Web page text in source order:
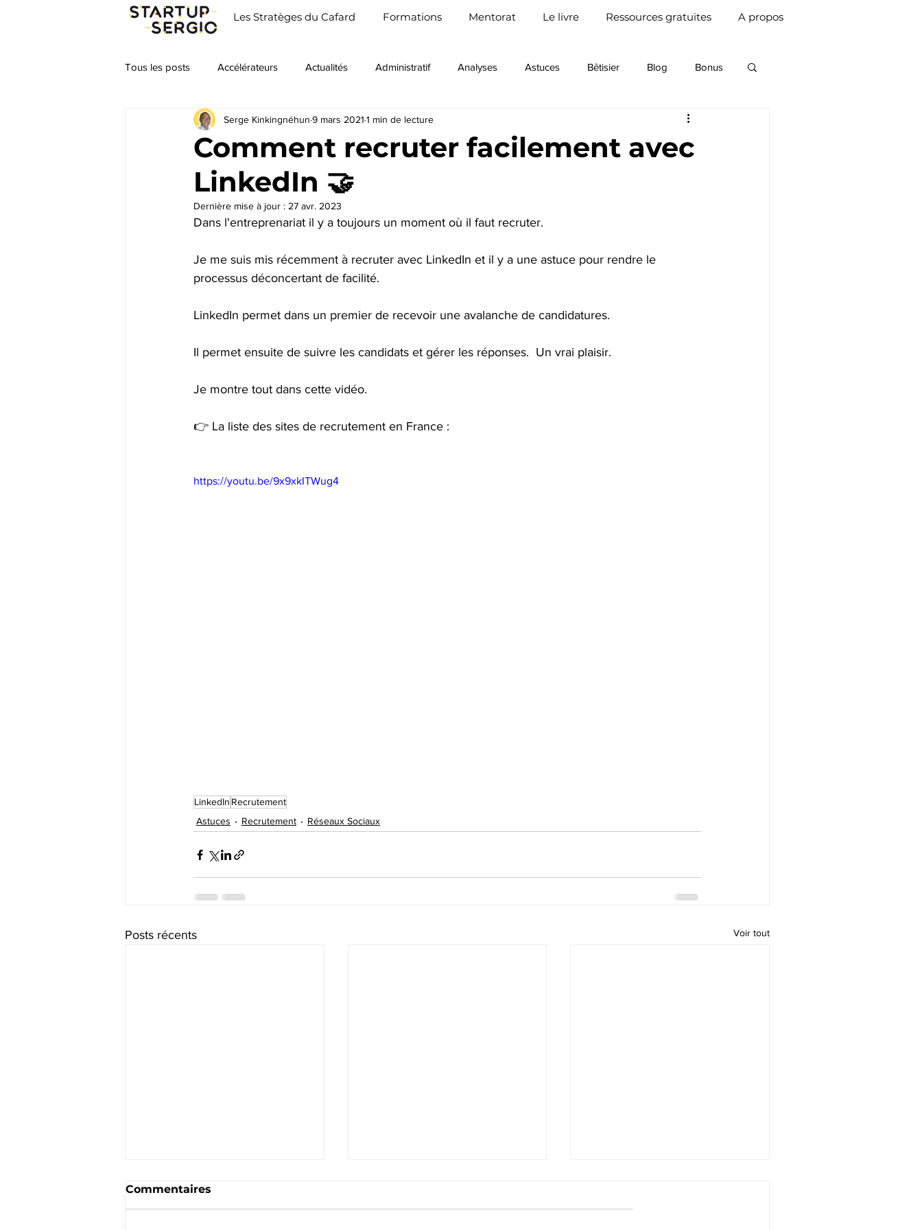
Les Stratèges du Cafard Formations Mentorat Le livre Ressources gratuites A propos
Tous les posts Accélérateurs Actualités Administratif Analyses Astuces Bêtisier Blog Bonus
Business Plan Business Model Business et négociations
Culture Générale Droit Ecosystème
Incubateurs Investisseurs
Marketing Perso
Comment recruter facilement avec
LinkedIn 🤝
Serge Kinkingnéhun 9 mars 2021 1 min de lecture
Dernière mise à jour : 27 avr. 2023
Dans l'entreprenariat il y a toujours un moment où il faut recruter.
Je me suis mis récemment à recruter avec LinkedIn et il y a une astuce pour rendre le
processus déconcertant de facilité.
LinkedIn permet dans un premier de recevoir une avalanche de candidatures.
Il permet ensuite de suivre les candidats et gérer les réponses.  Un vrai plaisir.
Je montre tout dans cette vidéo.
👉 La liste des sites de recrutement en France :
https://youtu.be/9x9xkITWug4
LinkedIn Recrutement
Astuces
Recrutement Réseaux Sociaux
Posts récents Voir tout
Commentaires